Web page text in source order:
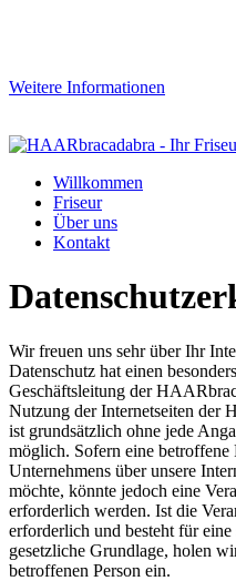
Weitere Informationen
Willkommen
Friseur
Über uns
Kontakt
Wir freuen uns sehr über Ihr
Datenschutz hat einen
Geschäftsleitung der
Nutzung der Internetseiten der
ist grundsätzlich ohne jede
möglich. Sofern eine betroffene
Unternehmens über unsere
möchte, könnte jedoch eine
erforderlich werden. Ist die
erforderlich und besteht für
gesetzliche Grundlage, holen
betroffenen Person ein.